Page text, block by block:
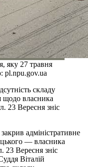
яку 27 травня
pl.npu.gov.ua
складу
щодо власника
23 Вересня зніс
адміністративне
— власника
23 Вересня зніс
Віталій